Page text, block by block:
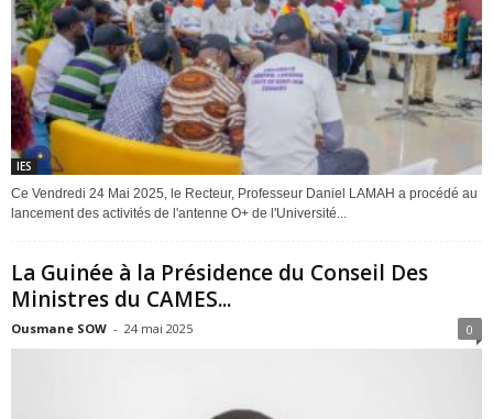
IES
Ce Vendredi 24 Mai 2025, le Recteur, Professeur Daniel LAMAH a procédé au
lancement des activités de l'antenne O+ de l'Université...
La Guinée à la Présidence du Conseil Des
Ministres du CAMES...
Ousmane SOW - 24 mai 2025 0